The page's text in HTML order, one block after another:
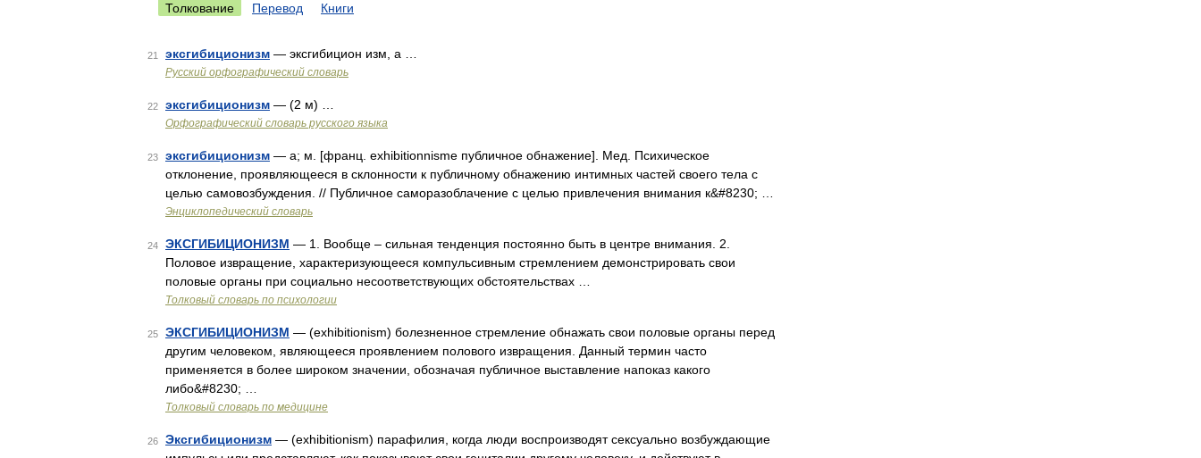
Толкование Перевод Книги
21 эксгибиционизм — эксгибицион изм, а …
Русский орфографический словарь
22 эксгибиционизм — (2 м) …
Орфографический словарь русского языка
23 эксгибиционизм — а; м. [франц. exhibitionnisme публичное обнажение]. Мед. Психическое
отклонение, проявляющееся в склонности к публичному обнажению интимных частей своего тела с
целью самовозбуждения. // Публичное саморазоблачение с целью привлечения внимания к&#8230; …
Энциклопедический словарь
24 ЭКСГИБИЦИОНИЗМ — 1. Вообще – сильная тенденция постоянно быть в центре внимания. 2.
Половое извращение, характеризующееся компульсивным стремлением демонстрировать свои
половые органы при социально несоответствующих обстоятельствах …
Толковый словарь по психологии
25 ЭКСГИБИЦИОНИЗМ — (exhibitionism) болезненное стремление обнажать свои половые органы перед
другим человеком, являющееся проявлением полового извращения. Данный термин часто
применяется в более широком значении, обозначая публичное выставление напоказ какого
либо&#8230; …
Толковый словарь по медицине
26 Эксгибиционизм — (exhibitionism) парафилия, когда люди воспроизводят сексуально возбуждающие